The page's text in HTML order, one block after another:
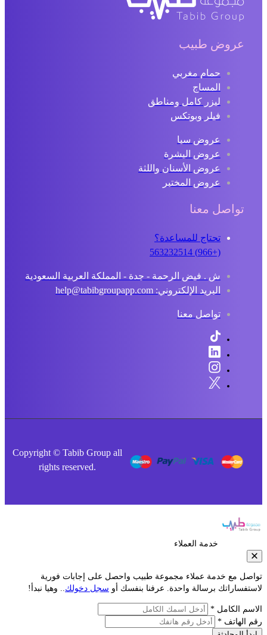
عروض طبيب
حمام مغربي
المساج
ليزر كامل ومناطق
فيلر وبوتكس
عروض سبا
عروض البشرة
عروض الأسنان واللثة
عروض المختبر
تواصل معنا
تحتاج للمساعدة؟
ش . فيض الرحمة - جدة - المملكة العربية السعودية
البريد الإلكتروني: help@tabibgroupapp.com
تواصل معنا
Copyright © Tabib Group all
rights reserved.
خدمة العملاء
مع خدمة عملاء مجموعة طبيب واحصل على إجابات فورية
برسالة واحدة. عرفنا بنفسك أوسجل دخولك.. وهيا نبدأ!
الكامل *
الهاتف *